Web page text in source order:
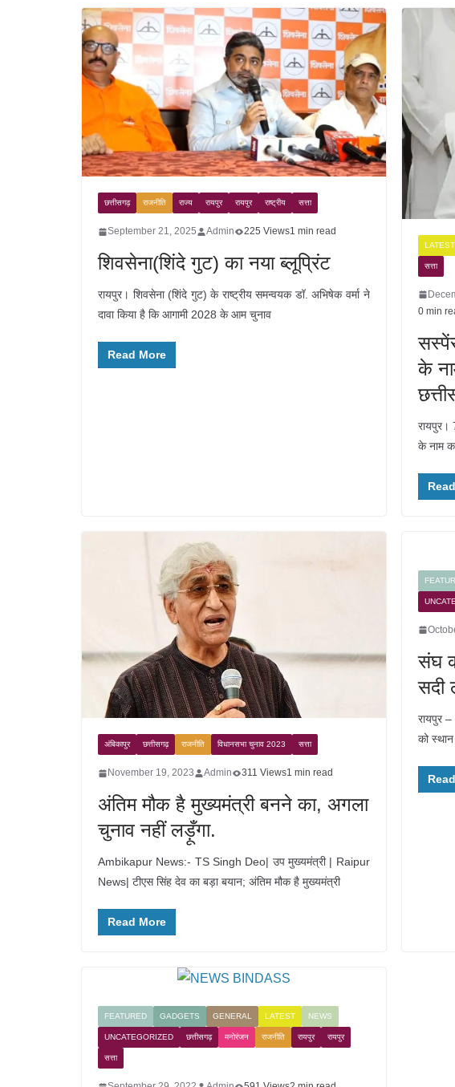
छत्तीसगढ़ राजनीति राज्य रायपुर रायपुर राष्ट्रीय सत्ता
September 21, 2025 Admin 225 Views1 min read
शिवसेना(शिंदे गुट) का नया ब्लूप्रिंट
रायपुर। शिवसेना (शिंदे गुट) के राष्ट्रीय समन्वयक डॉ. अभिषेक वर्मा ने
दावा किया है कि आगामी 2028 के आम चुनाव
Read More
LATEST
सत्ता
0 min
के
रायपुर।
के नाम
अंबिकापुर छत्तीसगढ़ राजनीति विधानसभा चुनाव 2023 सत्ता
November 19, 2023 Admin 311 Views1 min read
अंतिम मौक है मुख्यमंत्री बनने का, अगला
चुनाव नहीं लड़ूँगा.
Ambikapur News:- TS Singh Deo| उप मुख्यमंत्री | Raipur
News| टीएस सिंह देव का बड़ा बयान; अंतिम मौक है मुख्यमंत्री
Read More
संघ
सदी
रायपुर
को
FEATURED GADGETS GENERAL LATEST NEWS
UNCATEGORIZED छत्तीसगढ़ मनोरंजन राजनीति रायपुर रायपुर
सत्ता